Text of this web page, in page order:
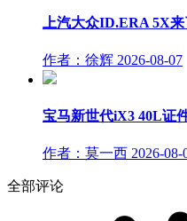
上汽大众ID.ERA 5X
作者：徐辉 2026-08-07
宝马新世代iX3 40L证
作者：莫一西 2026-08-
全部评论